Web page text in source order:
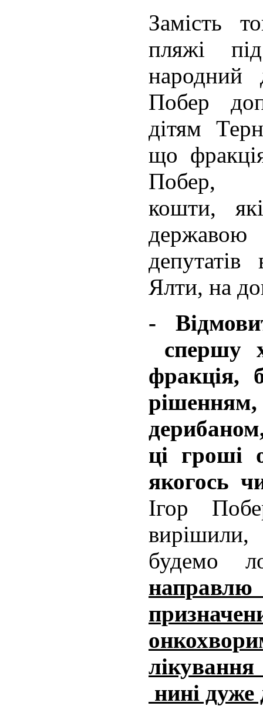
Замість
пляжі
народний
Побер
дітям
що
Побер,
кошти,
Ялти, на
-
спершу
фракція,
ці гроші
якогось
Ігор
будемо
нині дуже